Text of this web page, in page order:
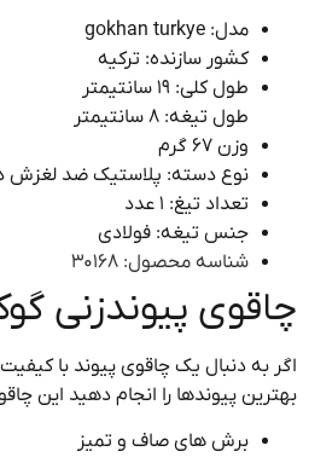
مدل: gokhan turkye
کشور سازنده: ترکیه
طول کلی: 19 سانتیمتر
طول تیغه: 8 سانتیمتر
وزن 67 گرم
نوع دسته: پلاستیک ضد لغزش
تعداد تیغ: 1 عدد
جنس تیغه: فولادی
شناسه محصول:30168
پیوندزنی
دنبال یک چاقوی پیوند با کیفیت و
پیوندها را انجام دهید این چاقو
برش های صاف و تمیز